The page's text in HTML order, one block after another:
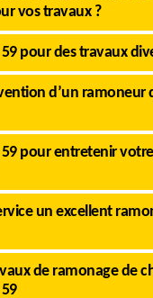
vos travaux ?
pour des travaux
d’un ramoneur
pour entretenir votre
un excellent
de ramonage de